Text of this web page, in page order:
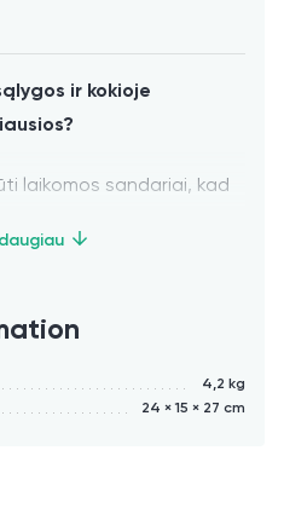
ir kokioje
laikomos sandariai, kad
laikyti šaldiklyje.
Astaka, Sukari Soft)4,2 kg
24 × 15 × 27 cm